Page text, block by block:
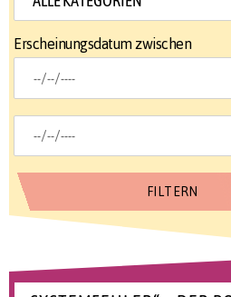
Erscheinungsdatum zwischen